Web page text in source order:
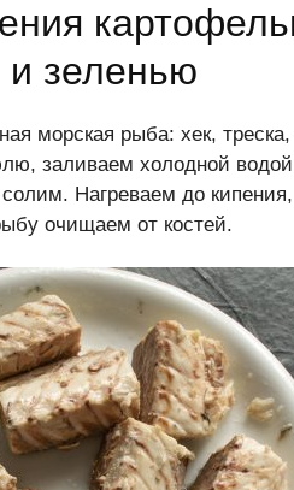
и зеленью
морская рыба: хек,
заливаем холодной
Нагреваем до
очищаем от костей.